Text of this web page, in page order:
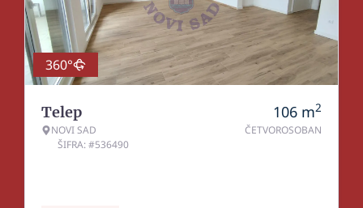
360°
Telep
NOVI SAD
ŠIFRA: #536490
106 m2
ČETVOROSOBAN